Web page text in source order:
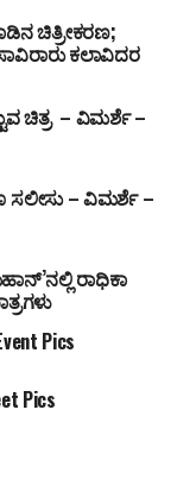
ಚಿತ್ರೀಕರಣ;
ಕಲಾವಿದರ
ಚಿತ್ರ – ವಿಮರ್ಶೆ –
ಸಲೀಸು – ವಿಮರ್ಶೆ –
ರಾಧಿಕಾ
Pics
Pics